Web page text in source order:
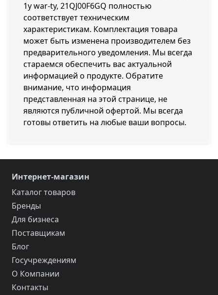
1y war-ty, 21QJ00F6GQ полностью
соответствует техническим
характеристикам. Комплектация товара
может быть изменена производителем без
предварительного уведомления. Мы всегда
стараемся обеспечить вас актуальной
информацией о продукте. Обратите
внимание, что информация
представленная на этой странице, не
являются публичной офертой. Мы всегда
готовы ответить на любые ваши вопросы.
Интернет-магазин
Каталог товаров
Бренды
Для бизнеса
Поставщикам
Блог
Госучреждениям
О Компании
Контакты